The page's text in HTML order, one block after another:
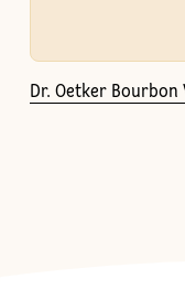
Dr. Oetker Bourbon